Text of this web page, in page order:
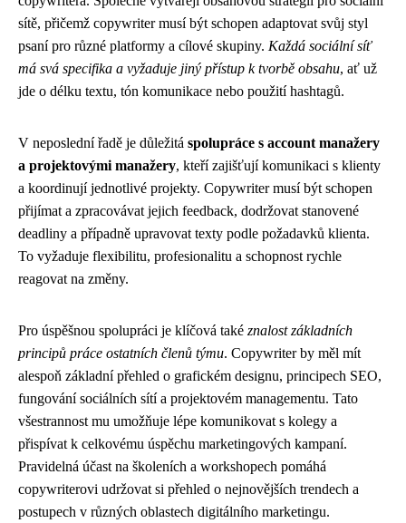
sítě, přičemž copywriter musí být schopen adaptovat svůj styl
psaní pro různé platformy a cílové skupiny. Každá sociální síť
má svá specifika a vyžaduje jiný přístup k tvorbě obsahu, ať už
jde o délku textu, tón komunikace nebo použití hashtagů.
V neposlední řadě je důležitá spolupráce s account manažery
a projektovými manažery, kteří zajišťují komunikaci s klienty
a koordinují jednotlivé projekty. Copywriter musí být schopen
přijímat a zpracovávat jejich feedback, dodržovat stanovené
deadliny a případně upravovat texty podle požadavků klienta.
To vyžaduje flexibilitu, profesionalitu a schopnost rychle
reagovat na změny.
Pro úspěšnou spolupráci je klíčová také znalost základních
principů práce ostatních členů týmu. Copywriter by měl mít
alespoň základní přehled o grafickém designu, principech SEO,
fungování sociálních sítí a projektovém managementu. Tato
všestrannost mu umožňuje lépe komunikovat s kolegy a
přispívat k celkovému úspěchu marketingových kampaní.
Pravidelná účast na školeních a workshopech pomáhá
copywriterovi udržovat si přehled o nejnovějších trendech a
postupech v různých oblastech digitálního marketingu.